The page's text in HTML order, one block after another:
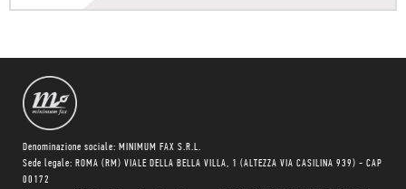
Denominazione sociale: MINIMUM FAX S.R.L.
Sede legale: ROMA (RM) VIALE DELLA BELLA VILLA, 1 (ALTEZZA VIA CASILINA 939) - CAP
00172